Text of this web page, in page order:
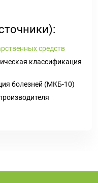
средств
классификация
болезней (МКБ-10)